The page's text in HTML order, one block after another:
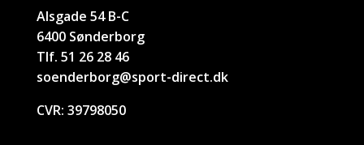
Alsgade 54 B-C
6400 Sønderborg
Tlf. 51 26 28 46
soenderborg@sport-direct.dk
CVR: 39798050